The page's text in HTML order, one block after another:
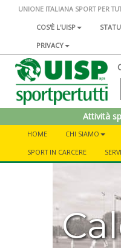
UNIONE ITALIANA SPORT PER
COS'È L'UISP
PRIVACY
Attività
HOME CHI SIAMO
SPORT IN CARCERE